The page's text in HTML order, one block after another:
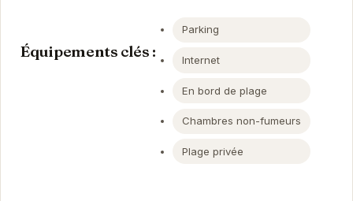
Équipements clés :
Parking
Internet
En bord de plage
Chambres non-fumeurs
Plage privée